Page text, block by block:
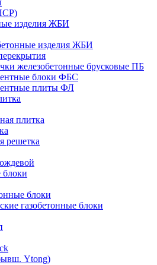
изделия ЖБИ
изделия ЖБИ
железобетонные брусковые ПБ
блоки ФБС
плиты ФЛ
плитка
решетка
блоки
блоки
газобетонные блоки
Ytong)